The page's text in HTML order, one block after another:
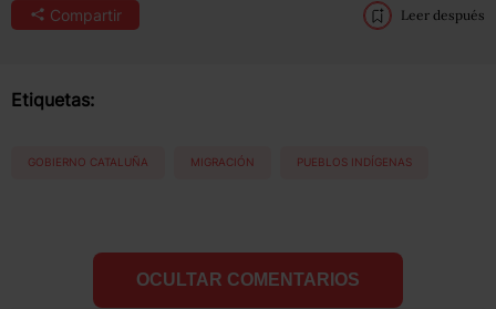
Compartir Leer después
Etiquetas:
GOBIERNO CATALUÑA MIGRACIÓN PUEBLOS INDÍGENAS
OCULTAR COMENTARIOS